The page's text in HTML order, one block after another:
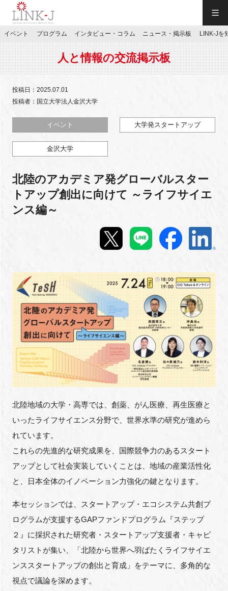
JP／EN
特別会員専用メニュー
施設ご予約
お問い合わせ
マイページ
イベント
プログラム
インタビュー・コラム
ニュース・掲示板
特別会員
施設・アクセス
FAQ
イベント プログラム インタビュー・コラム ニュース・掲示板 LINK-Jを
人と情報の交流掲示板
投稿日：2025.07.01
投稿者：国立大学法人金沢大学
イベント 大学発スタートアップ
金沢大学
北陸のアカデミア発グローバルスター
トアップ創出に向けて ～ライフサイエ
ンス編～
北陸地域の大学・高専では、創薬、がん医療、再生医療と
いったライフサイエンス分野で、世界水準の研究が進めら
れています。
これらの先進的な研究成果を、国際競争力のあるスタート
アップとして社会実装していくことは、地域の産業活性化
と、日本全体のイノベーション力強化の鍵となります。
本セッションでは、スタートアップ・エコシステム共創プ
ログラムが支援するGAPファンドプログラム『ステップ
２』に採択された研究者・スタートアップ支援者・キャピ
タリストが集い、「北陸から世界へ羽ばたくライフサイエ
ンススタートアップの創出と育成」をテーマに、多角的な
視点で議論を深めます。